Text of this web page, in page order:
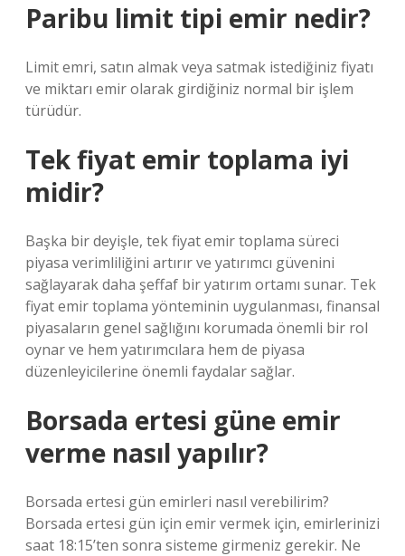
Paribu limit tipi emir nedir?
Limit emri, satın almak veya satmak istediğiniz fiyatı
ve miktarı emir olarak girdiğiniz normal bir işlem
türüdür.
Tek fiyat emir toplama iyi
midir?
Başka bir deyişle, tek fiyat emir toplama süreci
piyasa verimliliğini artırır ve yatırımcı güvenini
sağlayarak daha şeffaf bir yatırım ortamı sunar. Tek
fiyat emir toplama yönteminin uygulanması, finansal
piyasaların genel sağlığını korumada önemli bir rol
oynar ve hem yatırımcılara hem de piyasa
düzenleyicilerine önemli faydalar sağlar.
Borsada ertesi güne emir
verme nasıl yapılır?
Borsada ertesi gün emirleri nasıl verebilirim?
Borsada ertesi gün için emir vermek için, emirlerinizi
saat 18:15’ten sonra sisteme girmeniz gerekir. Ne